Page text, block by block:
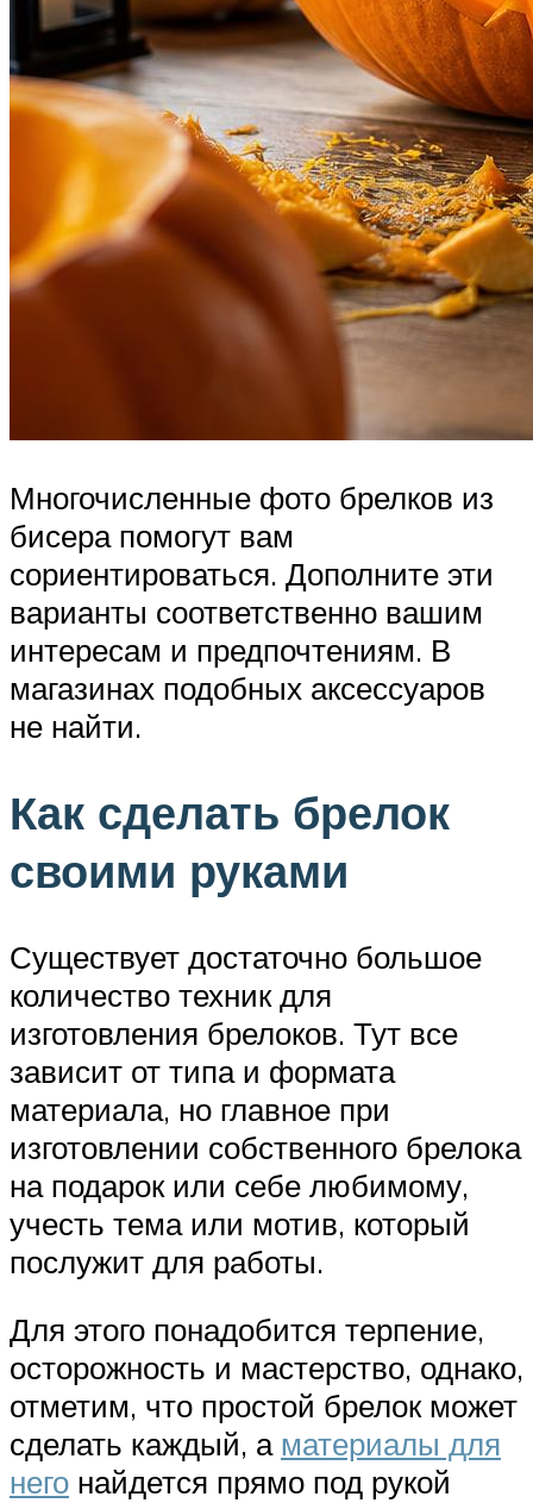
Многочисленные фото брелков из
бисера помогут вам
сориентироваться. Дополните эти
варианты соответственно вашим
интересам и предпочтениям. В
магазинах подобных аксессуаров
не найти.
Как сделать брелок
своими руками
Существует достаточно большое
количество техник для
изготовления брелоков. Тут все
зависит от типа и формата
материала, но главное при
изготовлении собственного брелока
на подарок или себе любимому,
учесть тема или мотив, который
послужит для работы.
Для этого понадобится терпение,
осторожность и мастерство, однако,
отметим, что простой брелок может
сделать каждый, а материалы для
него найдется прямо под рукой